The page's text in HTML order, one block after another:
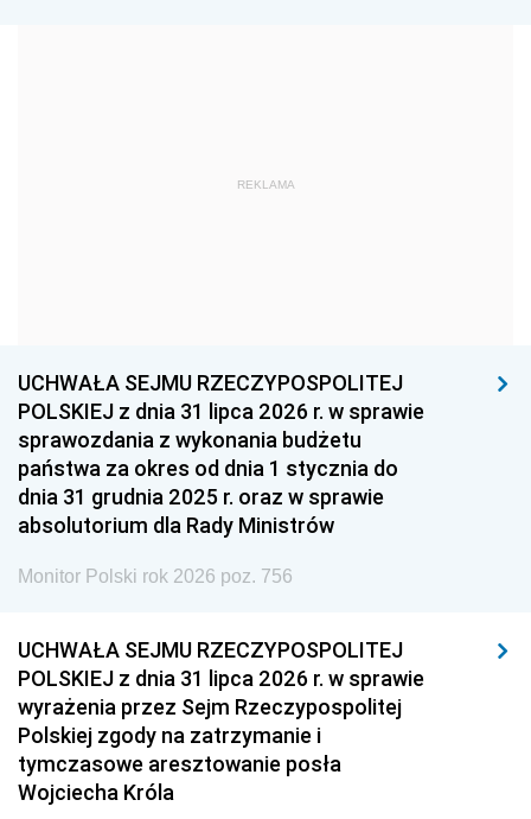
1959
1939 1938 1937
1936 1930
REKLAMA
UCHWAŁA SEJMU RZECZYPOSPOLITEJ
POLSKIEJ z dnia 31 lipca 2026 r. w sprawie
sprawozdania z wykonania budżetu
państwa za okres od dnia 1 stycznia do
dnia 31 grudnia 2025 r. oraz w sprawie
absolutorium dla Rady Ministrów
Monitor Polski rok 2026 poz. 756
UCHWAŁA SEJMU RZECZYPOSPOLITEJ
POLSKIEJ z dnia 31 lipca 2026 r. w sprawie
wyrażenia przez Sejm Rzeczypospolitej
Polskiej zgody na zatrzymanie i
tymczasowe aresztowanie posła
Wojciecha Króla